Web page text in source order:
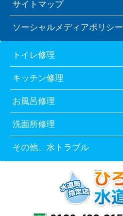
サイトマップ
ソーシャルメディアポリシー
トイレ修理
キッチン修理
お風呂修理
洗面所修理
その他、水トラブル